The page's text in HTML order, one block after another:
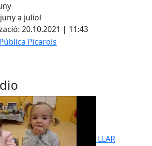
a juliol
20.10.2021 | 11:43
Picarols
LLAR